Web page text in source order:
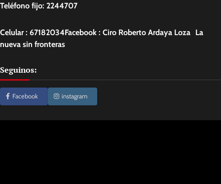
Teléfono fijo: 2244707
Celular : 67182034Facebook : Ciro Roberto Ardaya Loza La
nueva sin fronteras
Seguinos:
Facebook instagram